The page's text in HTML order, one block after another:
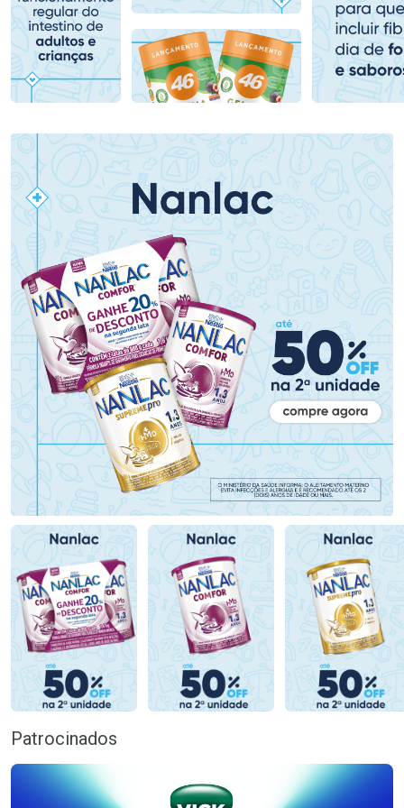
Comprar sem Desconto
Por R$ 78,99/cada
Comprar sem Desconto
Por R$ 78,99/cada
Comprar sem Desconto
Por R$ 95,99/cada
Comprar sem Desconto
Por R$ 95,99/cada
Patrocinados